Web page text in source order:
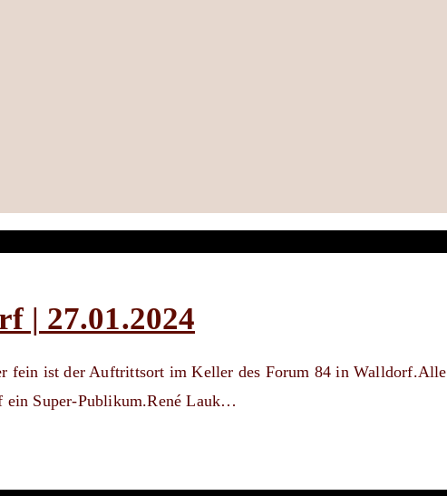
| 27.01.2024
fein ist der Auftrittsort im Keller des Forum 84 in Walldorf.Alle
Super-Publikum.René Lauk…